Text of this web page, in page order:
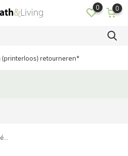
0 0
(printerloos) retourneren*